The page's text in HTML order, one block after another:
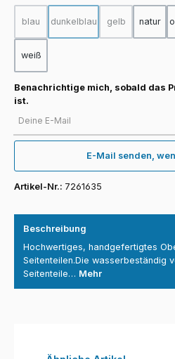
blau
(Diese Option ist zurzeit nicht
dunkelblau
(Diese Option ist zurzeit
gelb
(Diese Option
natur
weiß
Benachrichtige mich, sobald das
ist.
E-Mail senden,
Artikel-Nr.: 7261635
Beschreibung
Hochwertiges, handgefertigtes
Seitenteilen.Die wasserbeständig
Seitenteile… Mehr